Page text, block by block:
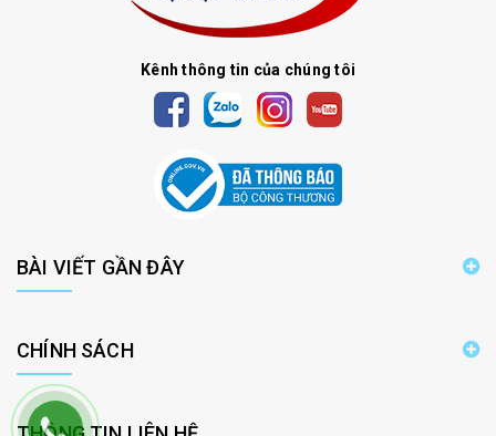
Kênh thông tin của chúng tôi
BÀI VIẾT GẦN ĐÂY
CHÍNH SÁCH